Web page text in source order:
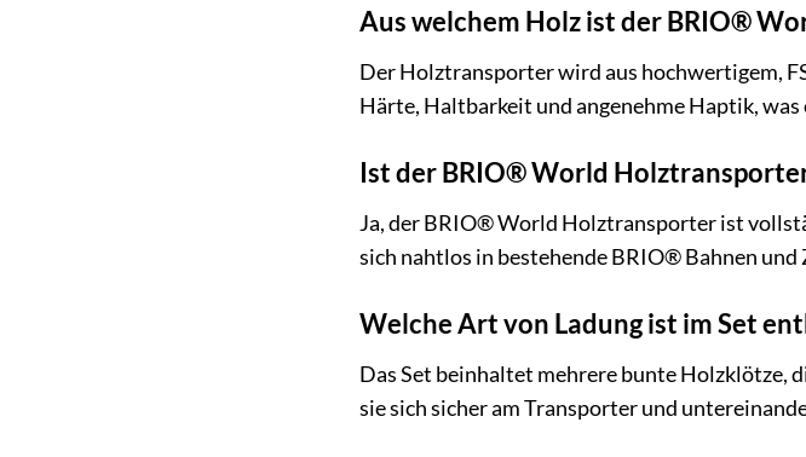
Aus welchem Holz ist der BRIO®
Der Holztransporter wird aus hochwertigem,
Härte, Haltbarkeit und angenehme Haptik,
Ist der BRIO® World
Ja, der BRIO® World Holztransporter ist
sich nahtlos in bestehende BRIO® Bahnen
Welche Art von Ladung ist im Set
Das Set beinhaltet mehrere bunte Holzklötze,
sie sich sicher am Transporter und